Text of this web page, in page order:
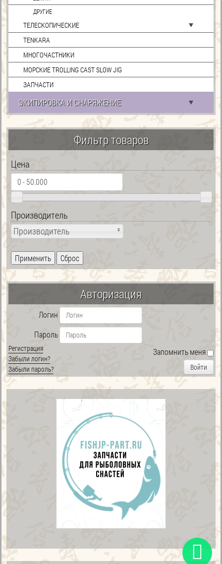
ДРУГИЕ
ТЕЛЕСКОПИЧЕСКИЕ
TENKARA
МНОГОЧАСТНИКИ
МОРСКИЕ TROLLING CAST SLOW JIG
ЗАПЧАСТИ
ЭКИПИРОВКА И СНАРЯЖЕНИЕ
Фильтр товаров
Цена
Производитель
Производитель
Авторизация
Логин
Пароль
Запомнить меня
Войти
Регистрация
Забыли логин?
Забыли пароль?